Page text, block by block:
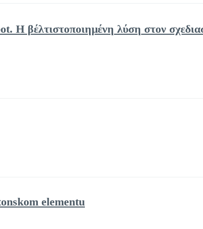
βέλτιστοποιημένη λύση στον
elementu